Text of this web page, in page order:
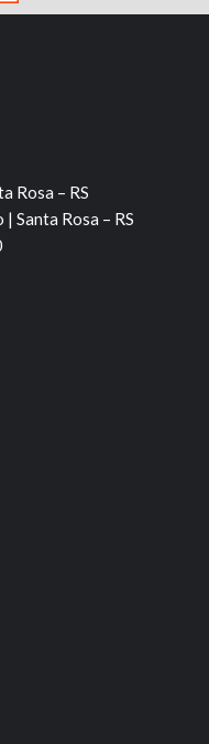
Rosa – RS
Santa Rosa – RS